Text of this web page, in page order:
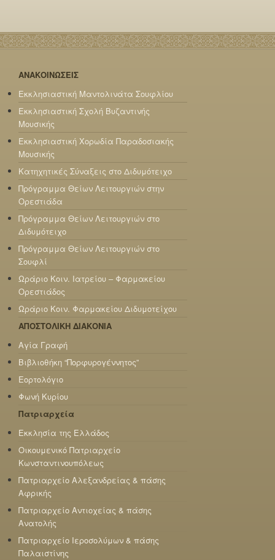
ΑΝΑΚΟΙΝΩΣΕΙΣ
Εκκλησιαστική Μαντολινάτα Σουφλίου
Εκκλησιαστική Σχολή Βυζαντινής
Μουσικής
Εκκλησιαστική Χορωδία Παραδοσιακής
Μουσικής
Κατηχητικές Σύναξεις στο Διδυμότειχο
Πρόγραμμα Θείων Λειτουργιών στην
Ορεστιάδα
Πρόγραμμα Θείων Λειτουργιών στο
Διδυμότειχο
Πρόγραμμα Θείων Λειτουργιών στο
Σουφλί
Ωράριο Κοιν. Ιατρείου – Φαρμακείου
Ορεστιάδος
Ωράριο Κοιν. Φαρμακείου Διδυμοτείχου
ΑΠΟΣΤΟΛΙΚΗ ΔΙΑΚΟΝΙΑ
Αγία Γραφή
Βιβλιοθήκη “Πορφυρογέννητος”
Εορτολόγιο
Φωνή Κυρίου
Πατριαρχεία
Εκκλησία της Ελλάδος
Οικουμενικό Πατριαρχείο
Κωνσταντινουπόλεως
Πατριαρχείο Αλεξανδρείας & πάσης
Αφρικής
Πατριαρχείο Αντιοχείας & πάσης
Ανατολής
Πατριαρχείο Ιεροσολύμων & πάσης
Παλαιστίνης